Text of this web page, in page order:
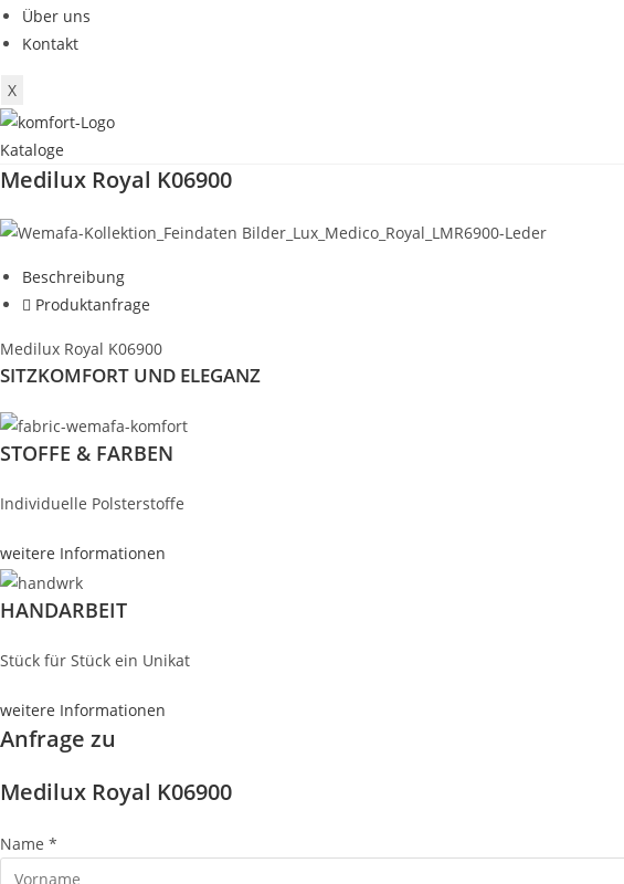
Über uns
Kontakt
X
Kataloge
Medilux Royal K06900
Beschreibung
Produktanfrage
Medilux Royal K06900
SITZKOMFORT UND ELEGANZ
STOFFE & FARBEN
Individuelle Polsterstoffe
weitere Informationen
HANDARBEIT
Stück für Stück ein Unikat
weitere Informationen
Anfrage zu
Medilux Royal K06900
Name *